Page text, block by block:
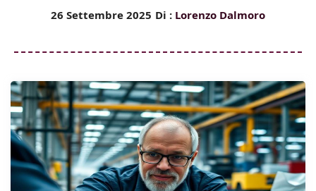
26 Settembre 2025 Di : Lorenzo Dalmoro